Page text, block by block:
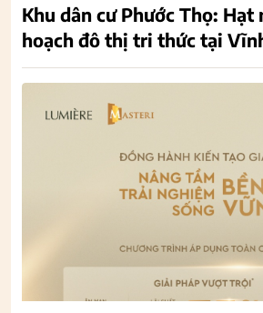
Khu dân cư Phước Thọ: Hạt
hoạch đô thị tri thức tại